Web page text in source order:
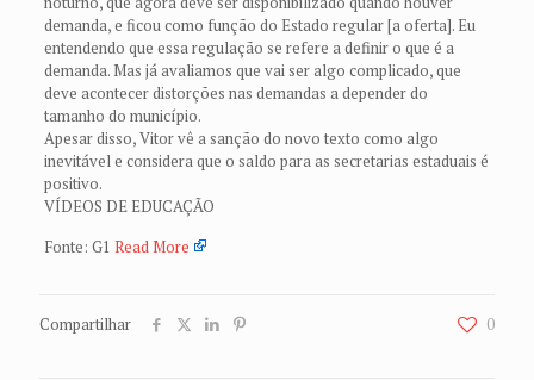
demanda, e ficou como função do Estado regular [a oferta]. Eu
entendendo que essa regulação se refere a definir o que é a
demanda. Mas já avaliamos que vai ser algo complicado, que
deve acontecer distorções nas demandas a depender do
tamanho do município.
Apesar disso, Vitor vê a sanção do novo texto como algo
inevitável e considera que o saldo para as secretarias estaduais é
positivo.
VÍDEOS DE EDUCAÇÃO
Fonte: G1 Read More
Compartilhar 0